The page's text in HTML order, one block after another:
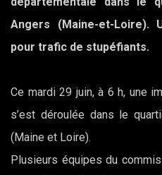
Angers (Maine-et-Loire).
pour trafic de stupéfiants.
Ce mardi 29 juin, à 6 h, une
s’est déroulée dans le
(Maine et Loire).
Plusieurs équipes du